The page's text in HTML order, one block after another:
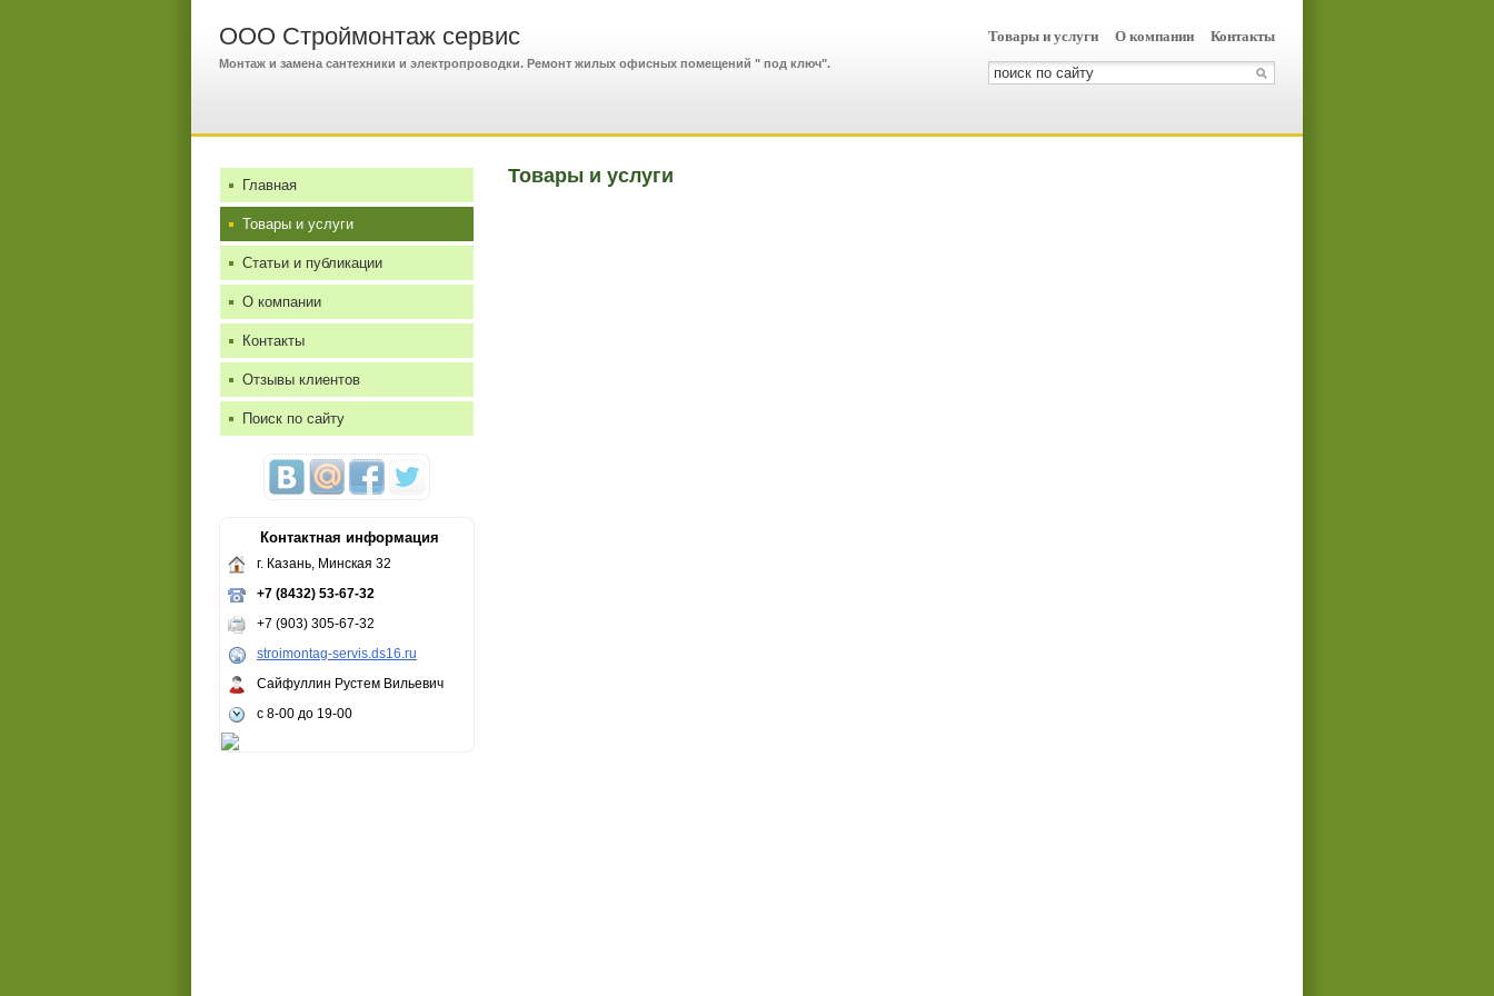
ООО Строймонтаж сервис
Монтаж и замена сантехники и электропроводки. Ремонт жилых офисных помещений " под ключ".
Товары и услуги О компании Контакты
Товары и услуги
Главная
Товары и услуги
Статьи и публикации
О компании
Контакты
Отзывы клиентов
Поиск по сайту
Контактная информация
г. Казань, Минская 32
+7 (8432) 53-67-32
+7 (903) 305-67-32
stroimontag-servis.ds16.ru
Сайфуллин Рустем Вильевич
с 8-00 до 19-00